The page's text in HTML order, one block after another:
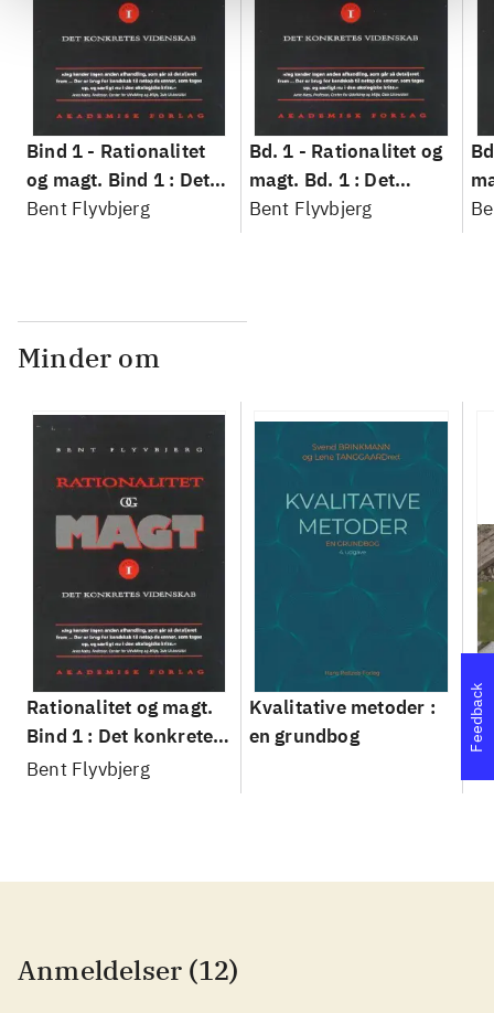
Bind 1 - Rationalitet
og magt. Bind 1 : Det
konkretes videnskab
Bent Flyvbjerg
Bd. 1 - Rationalitet og
magt. Bd. 1 : Det
konkretes videnskab
Bent Flyvbjerg
Minder om
Rationalitet og magt.
Bind 1 : Det konkretes
videnskab
Bent Flyvbjerg
Kvalitative metoder :
en grundbog
Anmeldelser (12)
Feedback